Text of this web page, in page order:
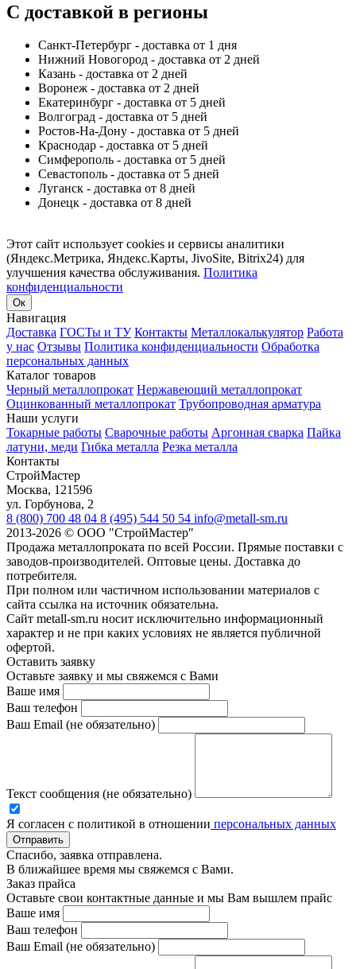
С доставкой в регионы
Санкт-Петербург - доставка от 1 дня
Нижний Новогород - доставка от 2 дней
Казань - доставка от 2 дней
Воронеж - доставка от 2 дней
Екатеринбург - доставка от 5 дней
Волгоград - доставка от 5 дней
Ростов-На-Дону - доставка от 5 дней
Краснодар - доставка от 5 дней
Симферополь - доставка от 5 дней
Севастополь - доставка от 5 дней
Луганск - доставка от 8 дней
Донецк - доставка от 8 дней
Этот сайт использует cookies и сервисы аналитики
(Яндекс.Метрика, Яндекс.Карты, JivoSite, Bitrix24) для
улучшения качества обслуживания. Политика
конфиденциальности
Ок
Навигация
Доставка ГОСТы и ТУ Контакты Металлокалькулятор Работа
у нас Отзывы Политика конфиденциальности Обработка
персональных данных
Каталог товаров
Черный металлопрокат Нержавеющий металлопрокат
Оцинкованный металлопрокат Трубопроводная арматура
Наши услуги
Токарные работы Сварочные работы Аргонная сварка Пайка
латуни, меди Гибка металла Резка металла
Контакты
СтройМастер
Москва, 121596
ул. Горбунова, 2
8 (800) 700 48 04 8 (495) 544 50 54 info@metall-sm.ru
2013-2026 © ООО "СтройМастер"
Продажа металлопроката по всей России. Прямые поставки с
заводов-производителей. Оптовые цены. Доставка до
потребителя.
При полном или частичном использовании материалов с
сайта ссылка на источник обязательна.
Сайт metall-sm.ru носит исключительно информационный
характер и не при каких условиях не является публичной
офертой.
Оставить заявку
Оставьте заявку и мы свяжемся с Вами
Ваше имя
Ваш телефон
Ваш Email (не обязательно)
Текст сообщения (не обязательно)
Я согласен с политикой в отношении персональных данных
Отправить
Спасибо, заявка отправлена.
В ближайшее время мы свяжемся с Вами.
Заказ прайса
Оставьте свои контактные данные и мы Вам вышлем прайс
Ваше имя
Ваш телефон
Ваш Email (не обязательно)